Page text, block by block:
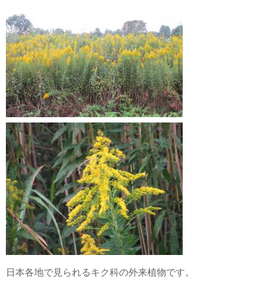
日本各地で見られるキク科の外来植物です。